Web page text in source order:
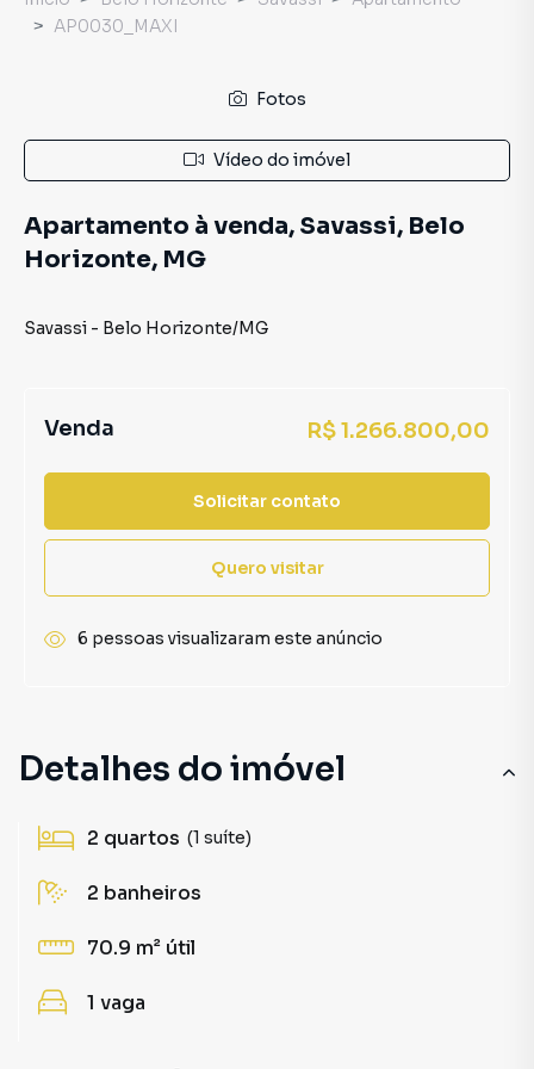
Detalhes do imóvel
2 quartos (1 suíte)
2 banheiros
70.9 m² útil
1 vaga
AP0030_MAXI
Fotos
Vídeo do imóvel
Apartamento à venda, Savassi, Belo
Horizonte, MG
Savassi - Belo Horizonte/MG
Venda R$ 1.266.800,00
Solicitar contato
Quero visitar
6 pessoas visualizaram este anúncio